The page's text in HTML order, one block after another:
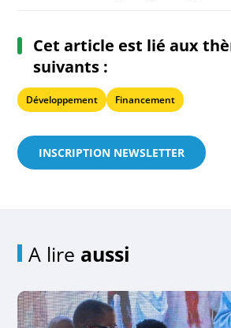
Cet article est lié aux
suivants :
Développement Financement
INSCRIPTION NEWSLETTER
A lire aussi